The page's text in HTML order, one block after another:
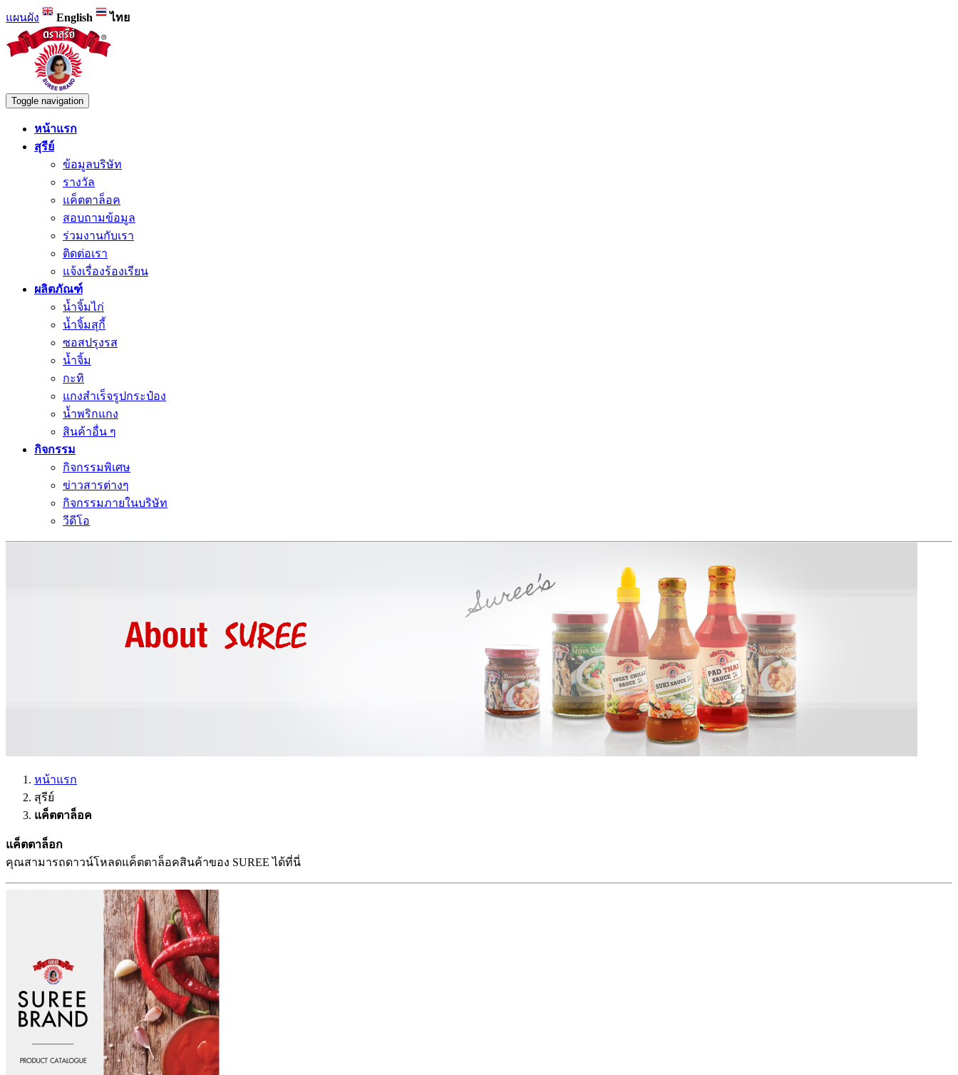
แผนผัง English ไทย
Toggle navigation
หน้าแรก
สุรีย์
ข้อมูลบริษัท
รางวัล
แค็ตตาล็อค
สอบถามข้อมูล
ร่วมงานกับเรา
ติดต่อเรา
แจ้งเรื่องร้องเรียน
ผลิตภัณฑ์
น้ำจิ้มไก่
น้ำจิ้มสุกี้
ซอสปรุงรส
น้ำจิ้ม
กะทิ
แกงสำเร็จรูปกระป๋อง
น้ำพริกแกง
สินค้าอื่น ๆ
กิจกรรม
กิจกรรมพิเศษ
ข่าวสารต่างๆ
กิจกรรมภายในบริษัท
วีดีโอ
หน้าแรก
สุรีย์
แค็ตตาล็อค
แค็ตตาล็อก
คุณสามารถดาวน์โหลดแค็ตตาล็อคสินค้าของ SUREE ได้ที่นี่